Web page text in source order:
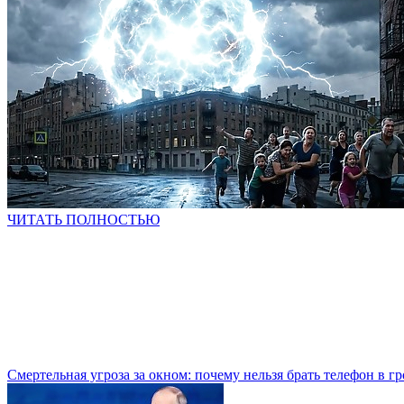
ЧИТАТЬ ПОЛНОСТЬЮ
Смертельная угроза за окном: почему нельзя брать телефон в